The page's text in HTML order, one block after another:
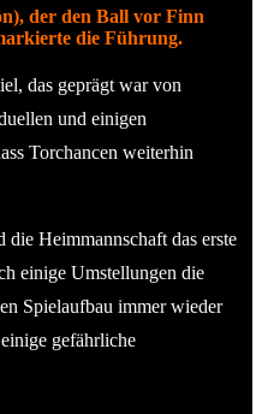
der den Ball vor Finn
die Führung.
das geprägt war von
und einigen
Torchancen weiterhin
Heimmannschaft das erste
einige Umstellungen die
Spielaufbau immer wieder
gefährliche